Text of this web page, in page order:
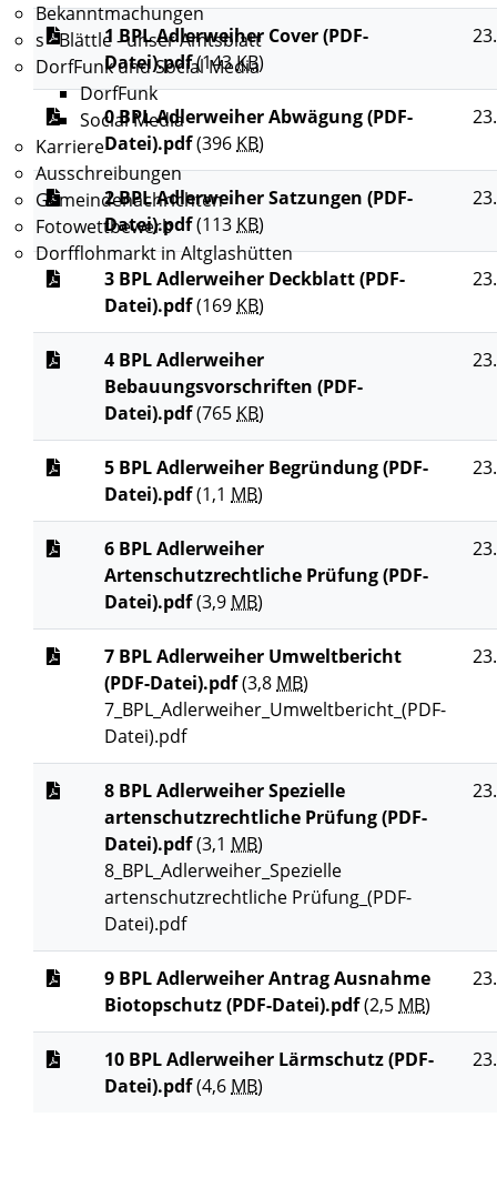
Bekanntmachungen
s´ Blättle - unser Amtsblatt
DorfFunk und Social Media
DorfFunk
Social Media
Karriere
Ausschreibungen
Gemeindenachrichten
Fotowettbewerb
Dorfflohmarkt in Altglashütten
1 BPL Adlerweiher Cover (PDF-
Datei).pdf(143KB)
0 BPL Adlerweiher Abwägung (PDF-
Datei).pdf(396 KB)
2 BPL Adlerweiher Satzungen (PDF-
Datei).pdf(113 KB)
3 BPL Adlerweiher Deckblatt (PDF-
Datei).pdf(169 KB)
4 BPL Adlerweiher
Bebauungsvorschriften (PDF-
Datei).pdf(765 KB)
5 BPL Adlerweiher Begründung (PDF-
Datei).pdf(1,1 MB)
6 BPL Adlerweiher
Artenschutzrechtliche Prüfung (PDF-
Datei).pdf(3,9 MB)
7 BPL Adlerweiher Umweltbericht
(PDF-Datei).pdf(3,8 MB)
7_BPL_Adlerweiher_Umweltbericht_(PDF-
Datei).pdf
8 BPL Adlerweiher Spezielle
artenschutzrechtliche Prüfung (PDF-
Datei).pdf(3,1 MB)
8_BPL_Adlerweiher_Spezielle
artenschutzrechtliche Prüfung_(PDF-
Datei).pdf
9 BPL Adlerweiher Antrag Ausnahme
Biotopschutz (PDF-Datei).pdf(2,5 MB)
10 BPL Adlerweiher Lärmschutz (PDF-
Datei).pdf(4,6 MB)